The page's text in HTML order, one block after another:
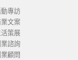
專訪
文案
策展
諮詢
顧問